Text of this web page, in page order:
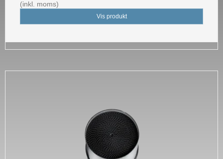
(inkl. moms)
Vis produkt